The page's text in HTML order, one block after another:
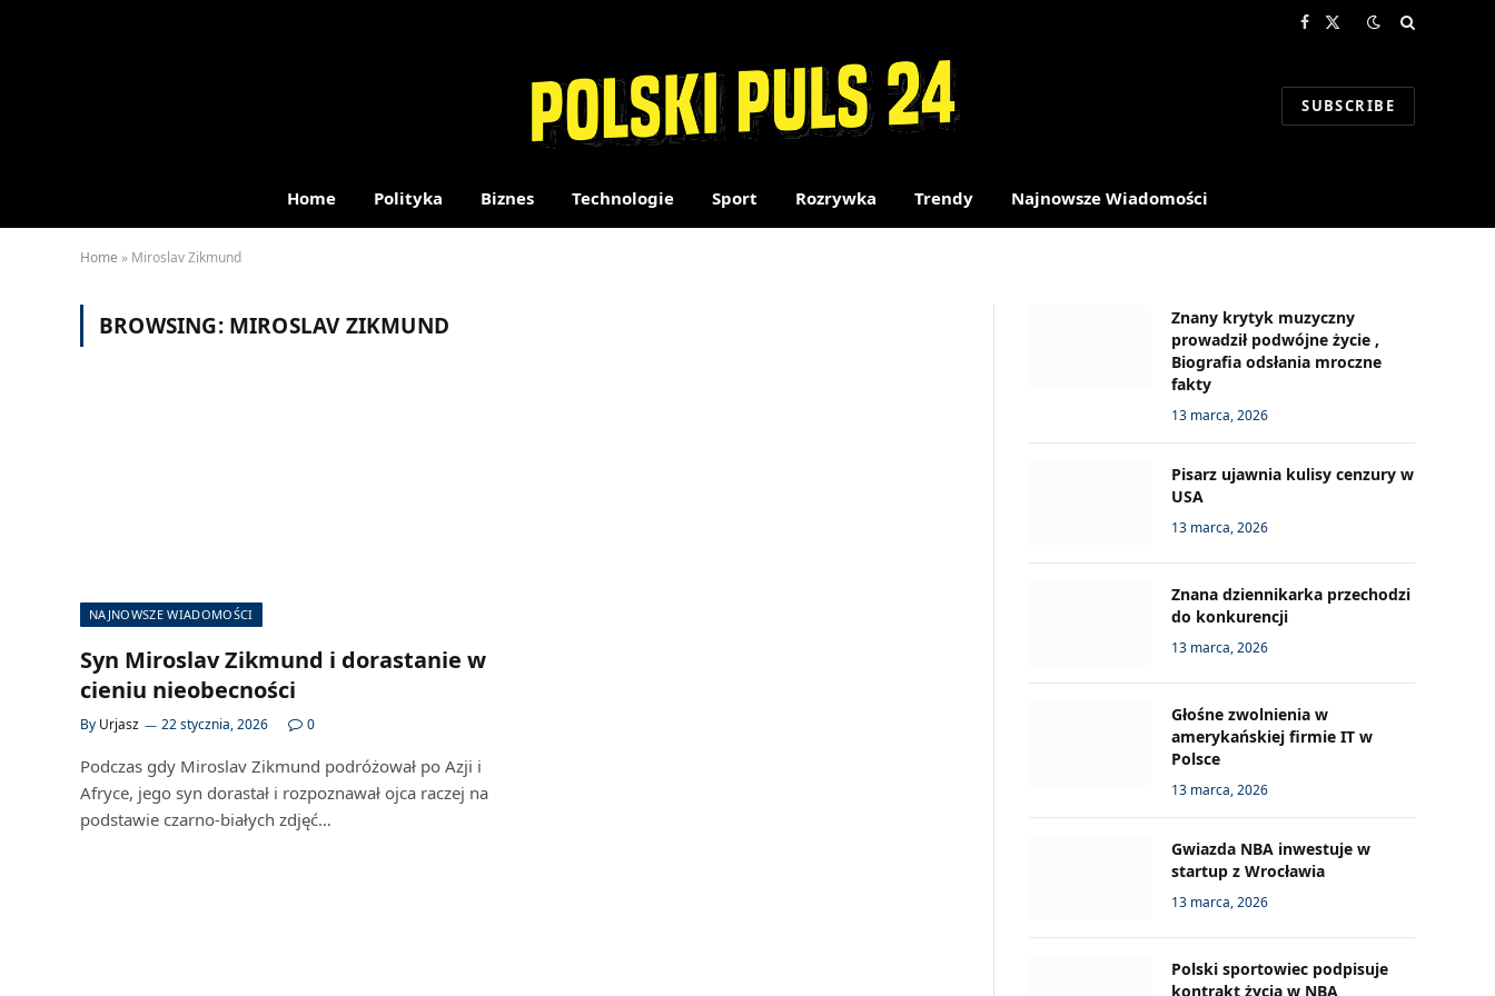
Facebook
X
SUBSCRIBE
Home Polityka Biznes Technologie Sport Rozrywka Trendy Najnowsze Wiadomości
Home » Miroslav Zikmund
BROWSING: MIROSLAV ZIKMUND
NAJNOWSZE WIADOMOŚCI
Syn Miroslav Zikmund i dorastanie w
cieniu nieobecności
By Urjasz 22 stycznia, 2026 0
Podczas gdy Miroslav Zikmund podróżował po Azji i
Afryce, jego syn dorastał i rozpoznawał ojca raczej na
podstawie czarno-białych zdjęć…
Znany krytyk muzyczny
prowadził podwójne życie ,
Biografia odsłania mroczne
fakty
13 marca, 2026
Pisarz ujawnia kulisy cenzury w
USA
13 marca, 2026
Znana dziennikarka przechodzi
do konkurencji
13 marca, 2026
Głośne zwolnienia w
amerykańskiej firmie IT w
Polsce
13 marca, 2026
Gwiazda NBA inwestuje w
startup z Wrocławia
13 marca, 2026
Polski sportowiec podpisuje
kontrakt życia w NBA